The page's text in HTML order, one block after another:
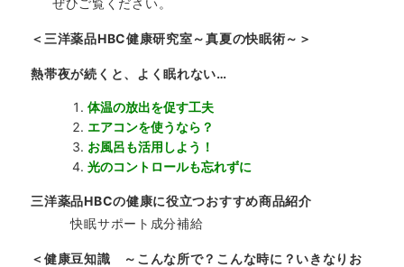
ぜひご覧ください。
＜三洋薬品HBC健康研究室～真夏の快眠術～＞
熱帯夜が続くと、よく眠れない…
体温の放出を促す工夫
エアコンを使うなら？
お風呂も活用しよう！
光のコントロールも忘れずに
三洋薬品HBCの健康に役立つおすすめ商品紹介
快眠サポート成分補給
＜健康豆知識 ～こんな所で？こんな時に？いきなりお